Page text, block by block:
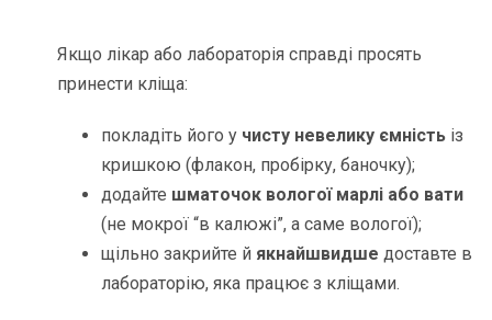
Якщо лікар або лабораторія справді просять
принести кліща:
покладіть його у чисту невелику ємність із
кришкою (флакон, пробірку, баночку);
додайте шматочок вологої марлі або вати
(не мокрої “в калюжі”, а саме вологої);
щільно закрийте й якнайшвидше доставте в
лабораторію, яка працює з кліщами.